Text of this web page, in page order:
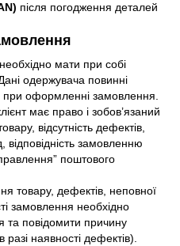
після погодження деталей
мати при собі
одержувача повинні
при оформленні замовлення.
має право і зобов’язаний
відсутність дефектів,
відповідність замовленню
поштового
товару, дефектів, неповної
замовлення необхідно
та повідомити причину
наявності дефектів).